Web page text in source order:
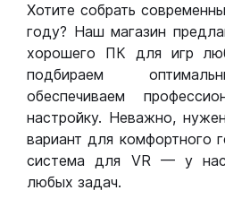
Хотите собрать
году? Наш магазин
хорошего ПК для игр
подбираем
обеспечиваем
настройку. Неважно,
вариант для комфортного
система для VR — у
любых задач.